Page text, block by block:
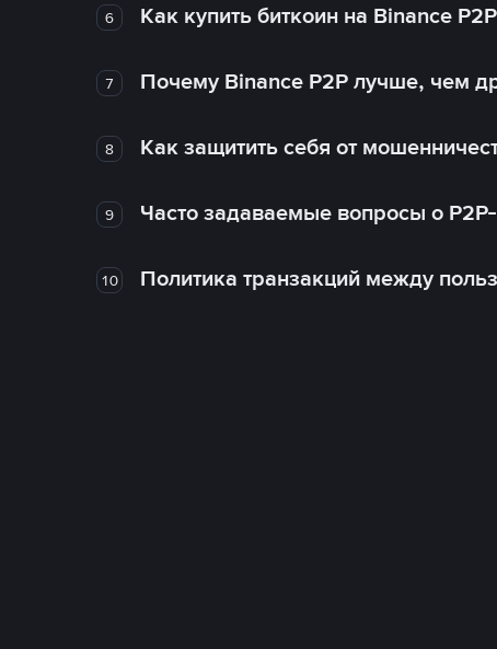
6 Как купить биткоин на Binance
7 Почему Binance P2P лучше, чем
8 Как защитить себя от
9 Часто задаваемые вопросы о
10 Политика транзакций между